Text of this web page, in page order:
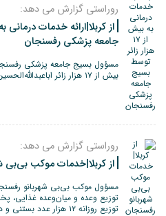
روراستی گزارش می دهد:
جامعه پزشکی رفسنجان
مسؤول بسیج جامعه پزشکی
بیش از ۱۷ هزار زائر اباعبدالله‌الحسین(ع) در کربلای معلی خبر داد.
روراستی گزارش می دهد:
از کربلا|خدمات موکب بی‌بی
مسؤول موکب بی‌بی شهربانو
توزیع روزانه ۱۲ هزار عدد بستنی و دیگر خدمات را تشریح کرد.